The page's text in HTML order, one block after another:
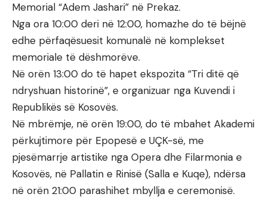
Memorial “Adem Jashari” në Prekaz.
Nga ora 10:00 deri në 12:00, homazhe do të bëjnë
edhe përfaqësuesit komunalë në komplekset
memoriale të dëshmorëve.
Në orën 13:00 do të hapet ekspozita “Tri ditë që
ndryshuan historinë”, e organizuar nga Kuvendi i
Republikës së Kosovës.
Në mbrëmje, në orën 19:00, do të mbahet Akademi
përkujtimore për Epopesë e UÇK-së, me
pjesëmarrje artistike nga Opera dhe Filarmonia e
Kosovës, në Pallatin e Rinisë (Salla e Kuqe), ndërsa
në orën 21:00 parashihet mbyllja e ceremonisë.